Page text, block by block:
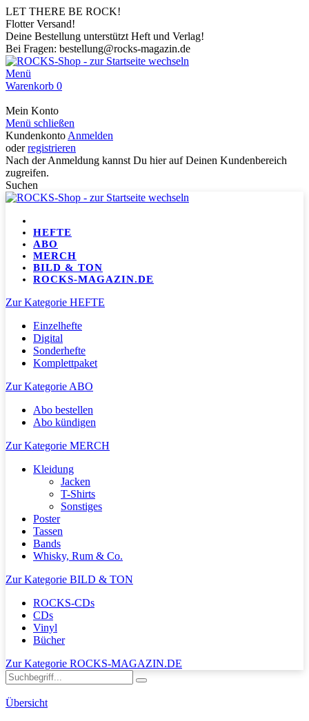
LET THERE BE ROCK!
Flotter Versand!
Deine Bestellung unterstützt Heft und Verlag!
Bei Fragen: bestellung@rocks-magazin.de
Menü
Warenkorb 0
Mein Konto
Menü schließen
Kundenkonto Anmelden
oderregistrieren
Nach der Anmeldung kannst Du hier auf Deinen Kundenbereich
zugreifen.
Suchen
HEFTE
ABO
MERCH
BILD & TON
ROCKS-MAGAZIN.DE
Zur Kategorie HEFTE
Einzelhefte
Digital
Sonderhefte
Komplettpaket
Zur Kategorie ABO
Abo bestellen
Abo kündigen
Zur Kategorie MERCH
Kleidung
Jacken
T-Shirts
Sonstiges
Poster
Tassen
Bands
Whisky, Rum & Co.
Zur Kategorie BILD & TON
ROCKS-CDs
CDs
Vinyl
Bücher
Zur Kategorie ROCKS-MAGAZIN.DE
Übersicht